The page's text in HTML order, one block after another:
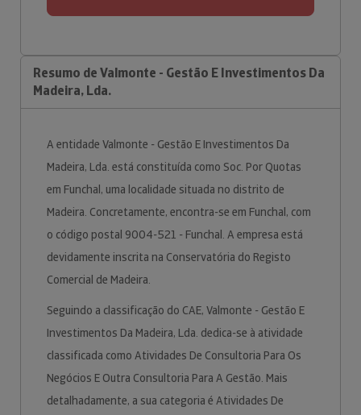
Resumo de Valmonte - Gestão E Investimentos Da
Madeira, Lda.
A entidade Valmonte - Gestão E Investimentos Da
Madeira, Lda. está constituída como Soc. Por Quotas
em Funchal, uma localidade situada no distrito de
Madeira. Concretamente, encontra-se em Funchal, com
o código postal 9004-521 - Funchal. A empresa está
devidamente inscrita na Conservatória do Registo
Comercial de Madeira.
Seguindo a classificação do CAE, Valmonte - Gestão E
Investimentos Da Madeira, Lda. dedica-se à atividade
classificada como Atividades De Consultoria Para Os
Negócios E Outra Consultoria Para A Gestão. Mais
detalhadamente, a sua categoria é Atividades De